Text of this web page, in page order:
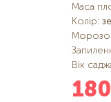
Маса
Колір:
Вік
180